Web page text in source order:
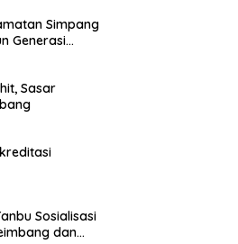
Simpang
Generasi
Sasar
Sosialisasi
dan